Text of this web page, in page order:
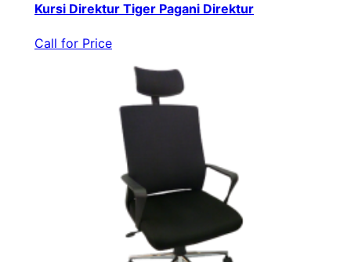
Kursi Direktur Tiger Pagani Direktur
Call for Price